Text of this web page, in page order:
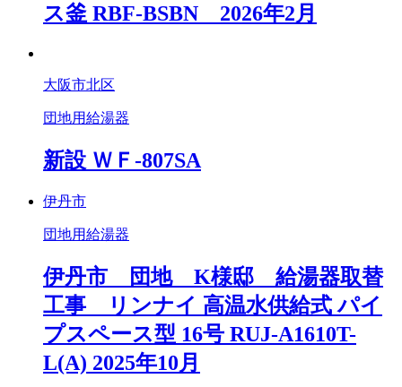
ス釜 RBF-BSBN 2026年2月
大阪市北区
団地用給湯器
新設 ＷＦ-807SA
伊丹市
団地用給湯器
伊丹市 団地 K様邸 給湯器取替
工事 リンナイ 高温水供給式 パイ
プスペース型 16号 RUJ-A1610T-
L(A) 2025年10月